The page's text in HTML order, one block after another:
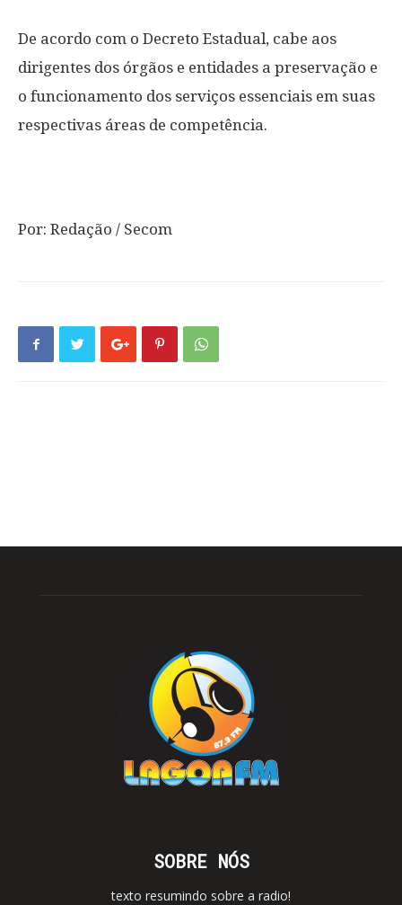
De acordo com o Decreto Estadual, cabe aos
dirigentes dos órgãos e entidades a preservação e
o funcionamento dos serviços essenciais em suas
respectivas áreas de competência.
Por: Redação / Secom
SOBRE NÓS
texto resumindo sobre a radio!